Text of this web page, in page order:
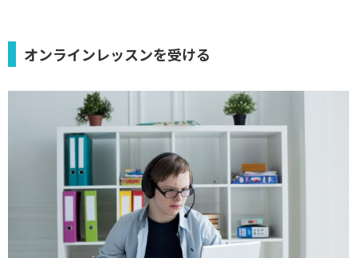
オンラインレッスンを受ける